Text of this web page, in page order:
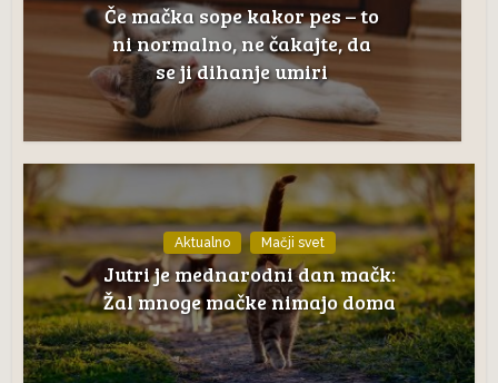
Če mačka sope kakor pes – to
ni normalno, ne čakajte, da
se ji dihanje umiri
Aktualno Mačji svet
Jutri je mednarodni dan mačk:
Žal mnoge mačke nimajo doma